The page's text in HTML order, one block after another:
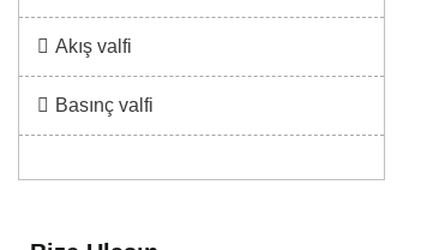
Akış valfi
Basınç valfi